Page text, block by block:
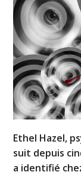
Ethel Hazel,
suit depuis
a identifié